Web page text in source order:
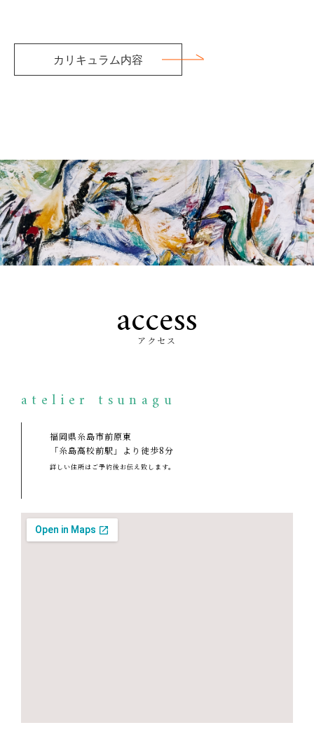
カリキュラム内容
access
アクセス
atelier tsunagu
福岡県糸島市前原東
「糸島高校前駅」より徒歩8分
詳しい住所はご予約後お伝え致します。